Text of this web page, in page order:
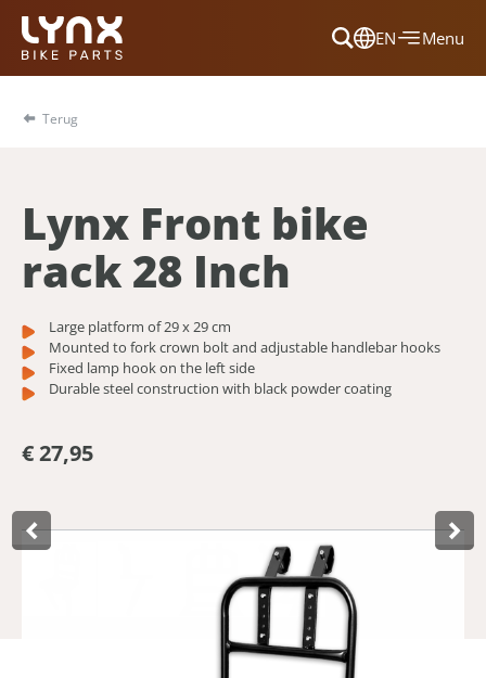
EN
Dansk
Nederlands
Menu
Terug
Lynx Front bike
rack 28 Inch
Large platform of 29 x 29 cm
Mounted to fork crown bolt and adjustable handlebar hooks
Fixed lamp hook on the left side
Durable steel construction with black powder coating
€ 27,95